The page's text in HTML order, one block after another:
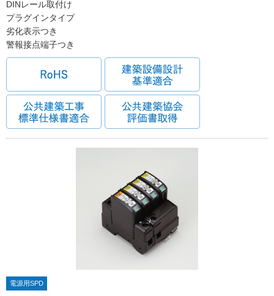
DINレール取付け
プラグインタイプ
劣化表示つき
警報接点端子つき
電源用SPD